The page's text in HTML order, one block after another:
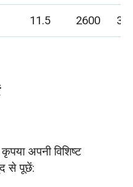
11.5 2600
अपनी विशिष्ट
से पूछें: